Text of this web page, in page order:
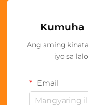
Kumuha
Ang aming
iyo sa
Email